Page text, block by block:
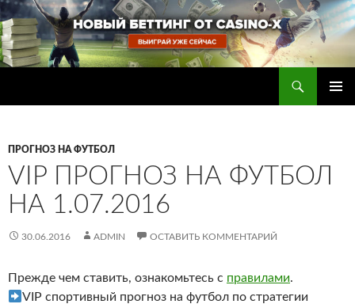
Перейти
к
содержимому
ПРОГНОЗ НА ФУТБОЛ
VIP ПРОГНОЗ НА ФУТБОЛ
НА 1.07.2016
30.06.2016 ADMIN ОСТАВИТЬ КОММЕНТАРИЙ
Прежде чем ставить, ознакомьтесь с правилами.
VIP спортивный прогноз на футбол по стратегии